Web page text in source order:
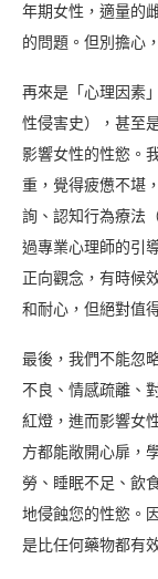
年期女性，適量的
的問題。但別擔心
再來是「心理因素
性侵害史），甚至
影響女性的性慾。
重，覺得疲憊不堪
詢、認知行為療法
過專業心理師的引
正向觀念，有時候
和耐心，但絕對值
最後，我們不能忽
不良、情感疏離、
紅燈，進而影響女
方都能敞開心扉，
勞、睡眠不足、飲
地侵蝕您的性慾。
是比任何藥物都有